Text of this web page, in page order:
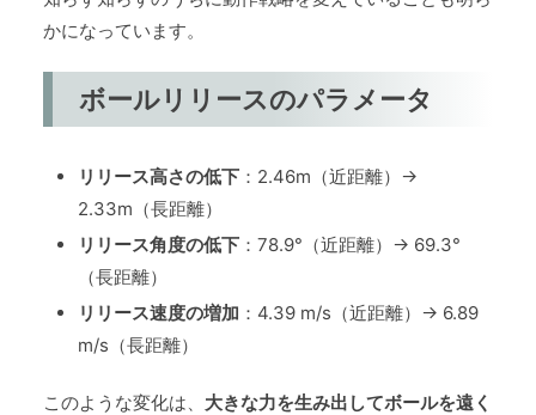
かになっています。
ボールリリースのパラメータ
リリース高さの低下 ：2.46m（近距離）→
2.33m（長距離）
リリース角度の低下 ：78.9°（近距離）→ 69.3°
（長距離）
リリース速度の増加 ：4.39 m/s（近距離）→ 6.89
m/s（長距離）
このような変化は、 大きな力を生み出してボールを遠く